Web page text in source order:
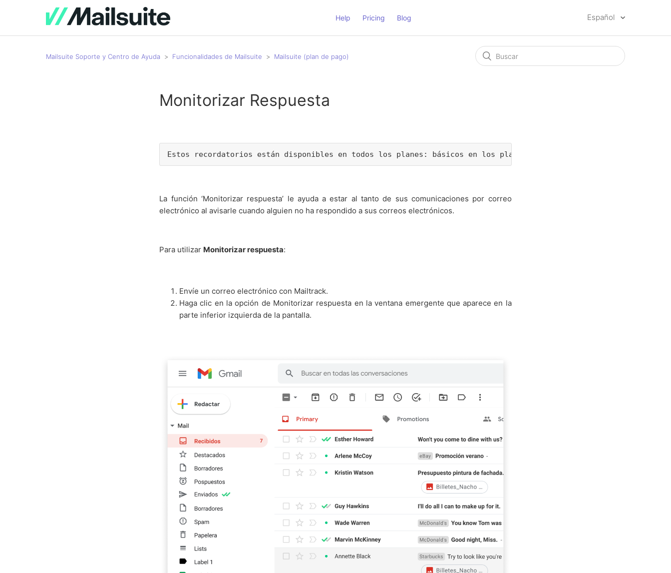
Help Pricing Blog Español
Mailsuite Soporte y Centro de Ayuda Funcionalidades de Mailsuite Mailsuite (plan de pago)
Monitorizar Respuesta
Estos recordatorios están disponibles en todos los planes: básicos en los planes Free y Mailtrack, y
La función ‘Monitorizar respuesta’ le ayuda a estar al tanto de sus comunicaciones por correo
electrónico al avisarle cuando alguien no ha respondido a sus correos electrónicos.
Para utilizar Monitorizar respuesta:
Envíe un correo electrónico con Mailtrack.
Haga clic en la opción de Monitorizar respuesta en la ventana emergente que aparece en la
parte inferior izquierda de la pantalla.